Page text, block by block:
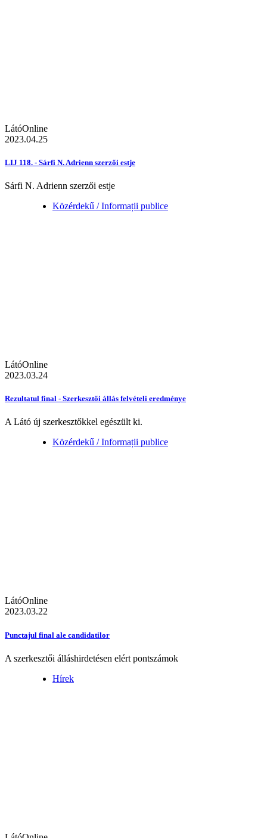
LátóOnline
2023.04.25
LIJ 118. - Sárfi N. Adrienn szerzői estje
Sárfi N. Adrienn szerzői estje
Közérdekű / Informații publice
LátóOnline
2023.03.24
Rezultatul final - Szerkesztői állás felvételi eredménye
A Látó új szerkesztőkkel egészült ki.
Közérdekű / Informații publice
LátóOnline
2023.03.22
Punctajul final ale candidatilor
A szerkesztői álláshirdetésen elért pontszámok
Hírek